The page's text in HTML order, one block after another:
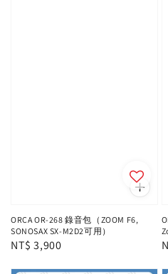
ORCA OR-268 錄音包（ZOOM F6,
SONOSAX SX-M2D2可用）
Regular
NT$ 3,900